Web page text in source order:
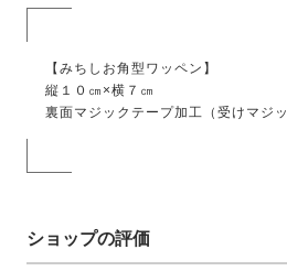
【みちしお角型ワッペン】
縦１０㎝×横７㎝
裏面マジックテープ加工（受けマジ
ショップの評価